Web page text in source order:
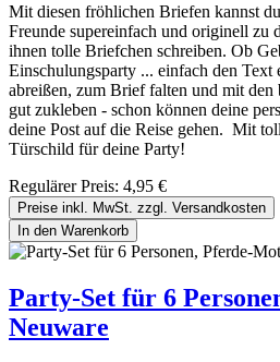
Mit diesen fröhlichen Briefen kannst
Freunde supereinfach und originell zu
ihnen tolle Briefchen schreiben. Ob
Einschulungsparty ... einfach den Text
abreißen, zum Brief falten und mit den
gut zukleben - schon können deine
deine Post auf die Reise gehen. Mit
Türschild für deine Party!
Regulärer Preis: 4,95 €
Preise inkl. MwSt. zzgl. Versandkosten
In den Warenkorb
Party-Set für 6
Neuware